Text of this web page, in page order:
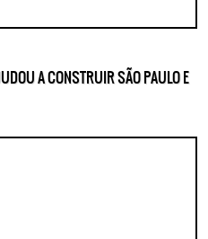
A CONSTRUIR SÃO PAULO E